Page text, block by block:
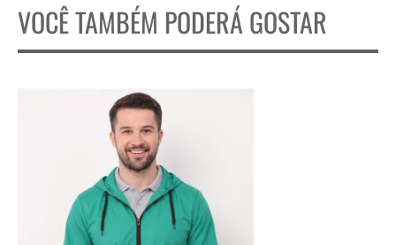
VOCÊ TAMBÉM PODERÁ GOSTAR